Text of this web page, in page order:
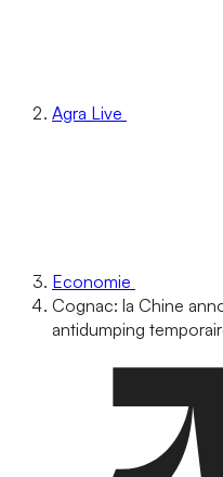
Agra Live
Economie
Cognac: la Chine
antidumping